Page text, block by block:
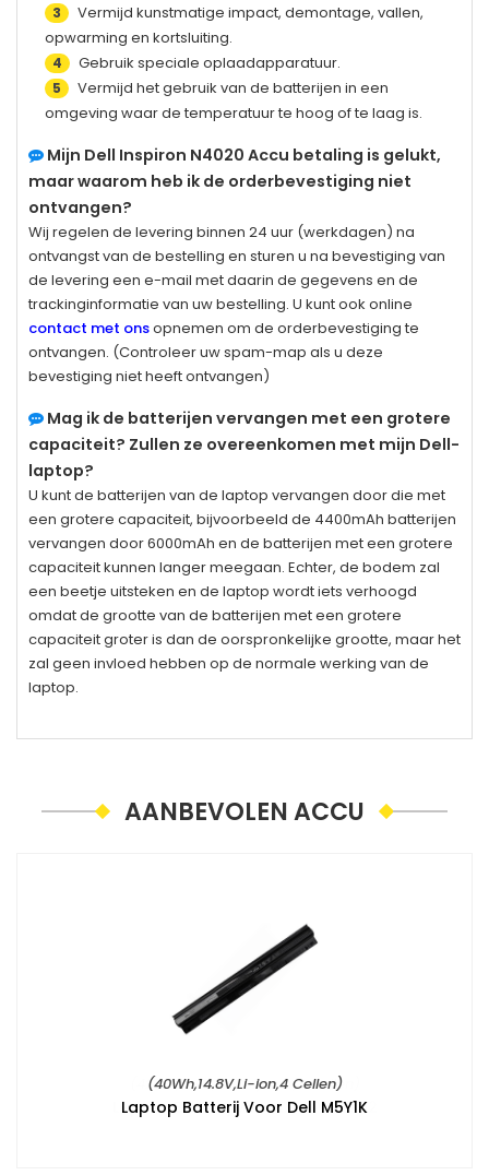
3
Vermijd kunstmatige impact, demontage, vallen,
opwarming en kortsluiting.
4 Gebruik speciale oplaadapparatuur.
5
Vermijd het gebruik van de batterijen in een
omgeving waar de temperatuur te hoog of te laag is.
Mijn Dell Inspiron N4020 Accu betaling is gelukt,
maar waarom heb ik de orderbevestiging niet
ontvangen?
Wij regelen de levering binnen 24 uur (werkdagen) na
ontvangst van de bestelling en sturen u na bevestiging van
de levering een e-mail met daarin de gegevens en de
trackinginformatie van uw bestelling. U kunt ook online
contact met onsopnemen om de orderbevestiging te
ontvangen. (Controleer uw spam-map als u deze
bevestiging niet heeft ontvangen)
Mag ik de batterijen vervangen met een grotere
capaciteit? Zullen ze overeenkomen met mijn Dell-
laptop?
U kunt de batterijen van de laptop vervangen door die met
een grotere capaciteit, bijvoorbeeld de 4400mAh batterijen
vervangen door 6000mAh en de batterijen met een grotere
capaciteit kunnen langer meegaan. Echter, de bodem zal
een beetje uitsteken en de laptop wordt iets verhoogd
omdat de grootte van de batterijen met een grotere
capaciteit groter is dan de oorspronkelijke grootte, maar het
zal geen invloed hebben op de normale werking van de
laptop.
AANBEVOLEN ACCU
(40Wh,14.8V,Li-ion,4 Cellen)
Laptop Batterij Voor Dell M5Y1K